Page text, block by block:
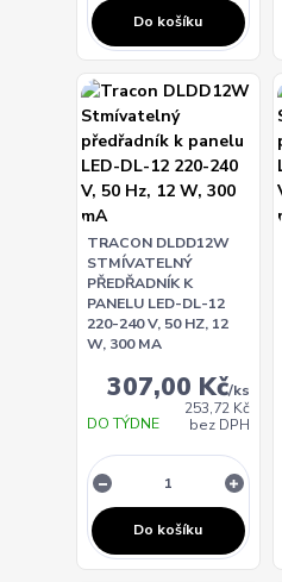
Do košíku
TRACON DLDD12W
STMÍVATELNÝ
PŘEDŘADNÍK K
PANELU LED-DL-12
220-240 V, 50 HZ, 12
W, 300 MA
307,00 Kč/ks
253,72 Kč
bez DPH
DO TÝDNE
Do košíku